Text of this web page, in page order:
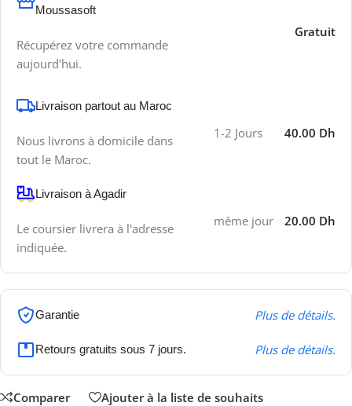
Moussasoft
Récupérez votre commande
aujourd'hui.
Gratuit
Livraison partout au Maroc
Nous livrons à domicile dans
tout le Maroc.
1-2 Jours 40.00 Dh
Livraison à Agadir
Le coursier livrera à l'adresse
indiquée.
même jour 20.00 Dh
Garantie Plus de détails.
Retours gratuits sous 7 jours. Plus de détails.
Comparer Ajouter à la liste de souhaits